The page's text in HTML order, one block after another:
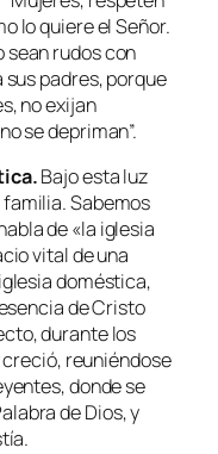
lo quiere el Señor.
sean rudos con
padres, porque
no exijan
se depriman”.
Bajo esta luz
Sabemos
de «la iglesia
vital de una
doméstica,
de Cristo
durante los
reuniéndose
donde se
de Dios, y